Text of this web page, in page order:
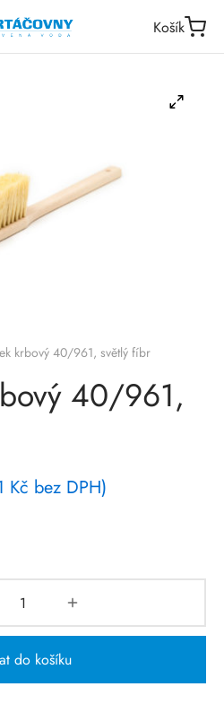
Košík
krbový 40/961, světlý fíbr
40/961,
Kč bez DPH)
do košíku